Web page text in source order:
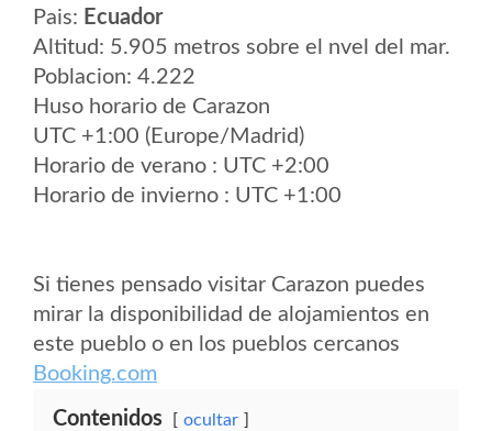
Pais: Ecuador
Altitud: 5.905 metros sobre el nvel del mar.
Poblacion: 4.222
Huso horario de Carazon
UTC +1:00 (Europe/Madrid)
Horario de verano : UTC +2:00
Horario de invierno : UTC +1:00
Si tienes pensado visitar Carazon puedes
mirar la disponibilidad de alojamientos en
este pueblo o en los pueblos cercanos
Booking.com
Contenidos ocultar